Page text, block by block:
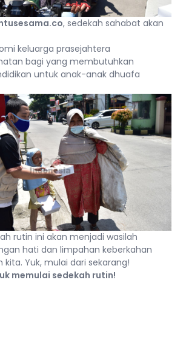
, sedekah sahabat akan
keluarga prasejahtera
bagi yang membutuhkan
untuk anak-anak dhuafa
rutin ini akan menjadi wasilah
hati dan limpahan keberkahan
Yuk, mulai dari sekarang!
memulai sedekah rutin!